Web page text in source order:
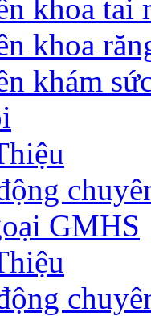
khoa tai
khoa
khám
GMHS